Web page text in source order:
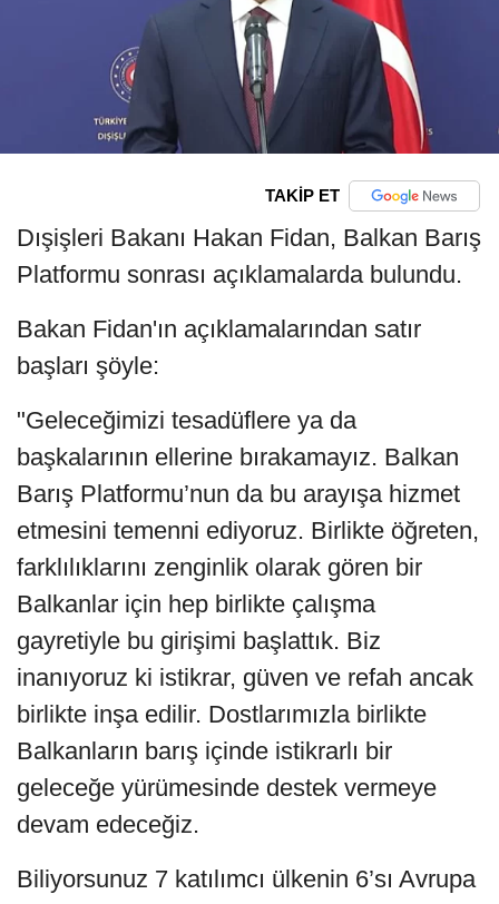
TAKİP ET
Dışişleri Bakanı Hakan Fidan, Balkan Barış
Platformu sonrası açıklamalarda bulundu.
Bakan Fidan'ın açıklamalarından satır
başları şöyle:
"Geleceğimizi tesadüflere ya da
başkalarının ellerine bırakamayız. Balkan
Barış Platformu’nun da bu arayışa hizmet
etmesini temenni ediyoruz. Birlikte öğreten,
farklılıklarını zenginlik olarak gören bir
Balkanlar için hep birlikte çalışma
gayretiyle bu girişimi başlattık. Biz
inanıyoruz ki istikrar, güven ve refah ancak
birlikte inşa edilir. Dostlarımızla birlikte
Balkanların barış içinde istikrarlı bir
geleceğe yürümesinde destek vermeye
devam edeceğiz.
Biliyorsunuz 7 katılımcı ülkenin 6’sı Avrupa